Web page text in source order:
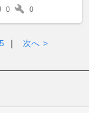
0 0
5 ｜ 次へ >